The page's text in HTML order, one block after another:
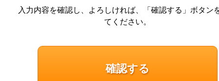
入力内容を確認し、よろしければ、「確認する」ボタン
てください。